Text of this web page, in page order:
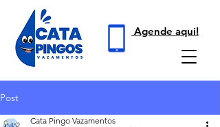
Agende aqui!
Post
Cata Pingo Vazamentos